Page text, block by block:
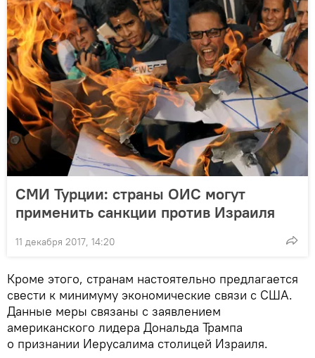
СМИ Турции: страны ОИС могут
применить санкции против Израиля
11 декабря 2017, 14:20
Кроме этого, странам настоятельно предлагается
свести к минимуму экономические связи с США.
Данные меры связаны с заявлением
американского лидера Дональда Трампа
о признании Иерусалима столицей Израиля.